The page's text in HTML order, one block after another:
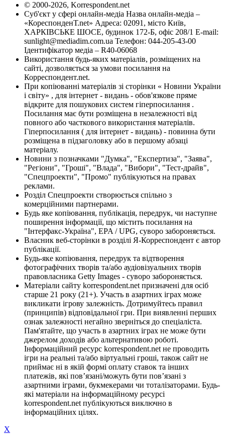
© 2000-2026, Korrespondent.net
Суб'єкт у сфері онлайн-медіа Назва онлайн-медіа –
«КореспонденТ.net» Адреса: 02091, місто Київ,
ХАРКІВСЬКЕ ШОСЕ, будинок 172-Б, офіс 208/1 E-mail:
sunlight@mediadim.com.ua Телефон: 044-205-43-00
Ідентифікатор медіа – R40-06068
Використання будь-яких матеріалів, розміщених на
сайті, дозволяється за умови посилання на
Корреспондент.net.
При копіюванні матеріалів зі сторінки « Новини України
і світу» , для інтернет - видань - обов'язкове пряме
відкрите для пошукових систем гіперпосилання .
Посилання має бути розміщена в незалежності від
повного або часткового використання матеріалів.
Гіперпосилання ( для інтернет - видань) - повинна бути
розміщена в підзаголовку або в першому абзаці
матеріалу.
Новини з позначками "Думка", "Експертиза", "Заява",
"Регіони", "Гроші", "Влада", "Вибори", "Тест-драйв",
"Спецпроекти", "Промо" публікуються на правах
реклами.
Розділ Спецпроекти створюється спільно з
комерційними партнерами.
Будь яке копіювання, публікація, передрук, чи наступне
поширення інформації, що містить посилання на
"Інтерфакс-Україна", EPA / UPG, суворо забороняється.
Власник веб-сторінки в розділі Я-Корреспондент є автор
публікації.
Будь-яке копіювання, передрук та відтворення
фотографічних творів та/або аудіовізуальних творів
правовласника Getty Images - суворо забороняється.
Матеріали сайту korrespondent.net призначені для осіб
старше 21 року (21+). Участь в азартних іграх може
викликати ігрову залежність. Дотримуйтесь правил
(принципів) відповідальної гри. При виявленні перших
ознак залежності негайно зверніться до спеціаліста.
Пам'ятайте, що участь в азартних іграх не може бути
джерелом доходів або альтернативою роботі.
Інформаційний ресурс korrespondent.net не проводить
ігри на реальні та/або віртуальні гроші, також сайт не
приймає ні в якій формі оплату ставок та інших
платежів, які пов’язані/можуть бути пов’язані з
азартними іграми, букмекерами чи тоталізаторами. Будь-
які матеріали на інформаційному ресурсі
korrespondent.net публікуються виключно в
інформаційних цілях.
X